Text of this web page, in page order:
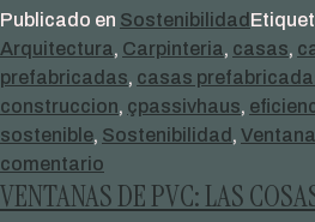
Publicado en Sostenibilidad
Arquitectura, Carpinteria, casas,
prefabricadas, casas
construccion, çpassivhaus,
sostenible, Sostenibilidad ,
comentario
¿ES
VENTANAS DE PVC: LAS